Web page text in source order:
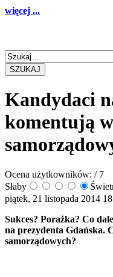
więcej ...
SZUKAJ
Kandydaci
komentują
Ocena użytkowników: / 7
Słaby
piątek, 21 listopada 2014
Sukces? Porażka? Co
na prezydenta Gdańska.
samorządowych?